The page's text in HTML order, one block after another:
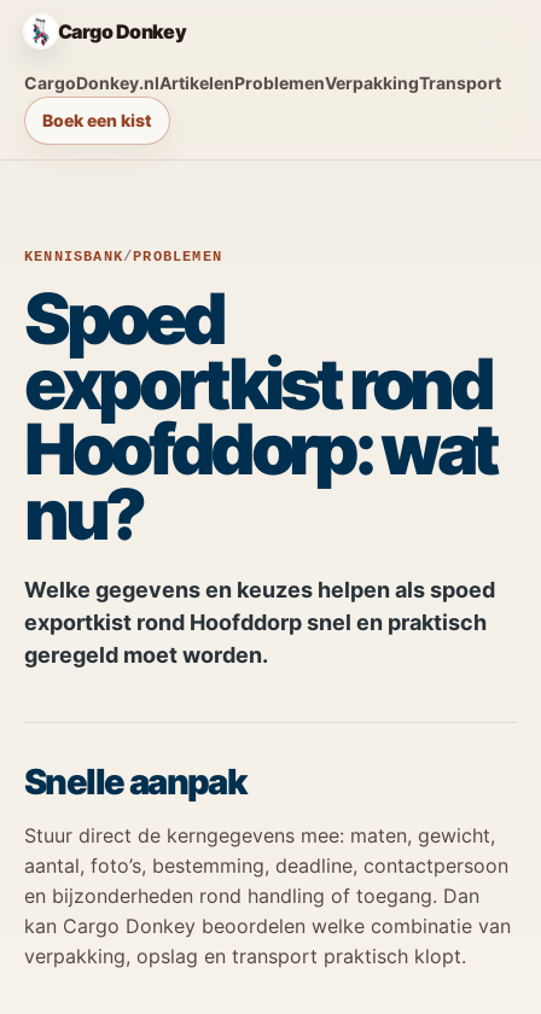
Cargo Donkey
CargoDonkey.nlArtikelenProblemenVerpakkingTransport
Boek een kist
KENNISBANK/PROBLEMEN
Spoed
exportkist rond
Hoofddorp: wat
nu?
Welke gegevens en keuzes helpen als spoed
exportkist rond Hoofddorp snel en praktisch
geregeld moet worden.
Snelle aanpak
Stuur direct de kerngegevens mee: maten, gewicht,
aantal, foto’s, bestemming, deadline, contactpersoon
en bijzonderheden rond handling of toegang. Dan
kan Cargo Donkey beoordelen welke combinatie van
verpakking, opslag en transport praktisch klopt.